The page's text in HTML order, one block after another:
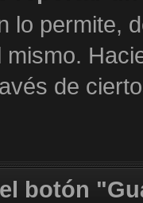
lo permite,
de
botón